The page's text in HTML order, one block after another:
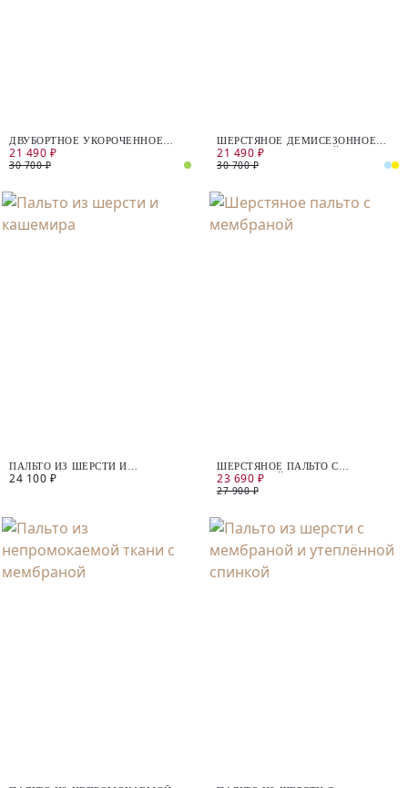
ДВУБОРТНОЕ УКОРОЧЕННОЕ
ПАЛЬТО ПРЯМОГО СИЛУЭТА
21 490 ₽
30 700 ₽
ШЕРСТЯНОЕ ДЕМИСЕЗОННОЕ
ПАЛЬТО С МЕМБРАНОЙ
21 490 ₽
30 700 ₽
ПАЛЬТО ИЗ ШЕРСТИ И
КАШЕМИРА
24 100 ₽
ШЕРСТЯНОЕ ПАЛЬТО С
МЕМБРАНОЙ
23 690 ₽
27 900 ₽